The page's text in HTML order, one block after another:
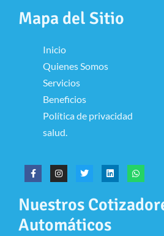
Mapa del Sitio
Inicio
Quienes Somos
Servicios
Beneficios
Política de privacidad
salud.
Nuestros
Automáticos